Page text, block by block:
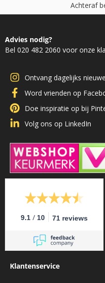
Achteraf b
Advies nodig?
Bel 020 482 2060 voor onze
Ontvang dagelijks
Word vrienden op
Doe inspiratie op bij
Volg ons op LinkedIn
9.1 / 10 71 reviews
Klantenservice